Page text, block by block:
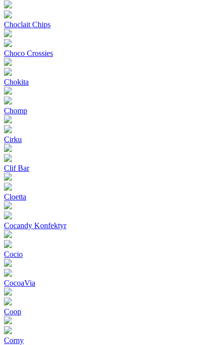
Choclait Chips
Choco Crossies
Chokita
Chomp
Cirku
Clif Bar
Cloetta
Cocandy Konfektyr
Cocio
CocoaVia
Coop
Corny